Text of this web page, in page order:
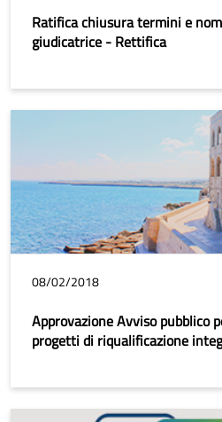
Ratifica chiusura termini e
giudicatrice - Rettifica
08/02/2018
Approvazione Avviso pubblico
progetti di riqualificazione